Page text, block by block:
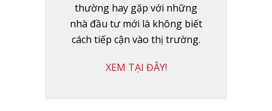
thường hay gặp với những
nhà đầu tư mới là không biết
cách tiếp cận vào thị trường.
XEM TẠI ĐÂY!